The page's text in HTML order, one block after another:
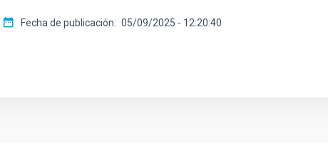
Fecha de publicación 05/09/2025 - 12:20:40